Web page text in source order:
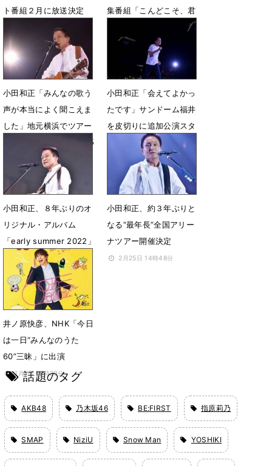
ト番組２月に放送決定
1月11日 18時30分
集番組「こんどこそ、君
11月21日 18時50分
小田和正「みんなの歌う
声が本当によく聞こえま
した」地元横浜でツアー
ファイナル トータル45
万人を動員
8月3日 22時16分
小田和正「会えてよかっ
たです」サンドーム福井
を皮切りに追加公演スタ
ート 新曲も初披露
5月3日 23時20分
小田和正、８年ぶりのオ
リジナル・アルバム
「early summer 2022」
発売決定
4月29日 07時00分
小田和正、約３年ぶりと
なる“最年長”全国アリー
ナツアー開催決定
2月25日 14時48分
井ノ原快彦、NHK「今日
は一日“みんなのうた
60”三昧」に出演
1月7日 15時29分
話題のタグ
AKB48 乃木坂46 BE:FIRST 指原莉乃
SMAP NiziU Snow Man YOSHIKI